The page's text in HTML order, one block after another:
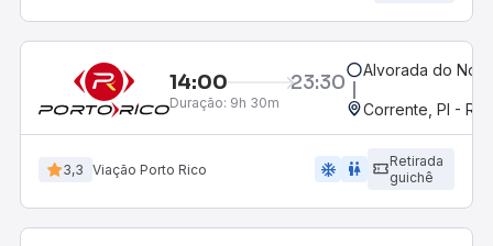
14:00 23:30
Duração: 9h 30m
Alvorada do
Corrente, PI -
3,3 Viação Porto Rico ac_unit wc
Retirada
guichê